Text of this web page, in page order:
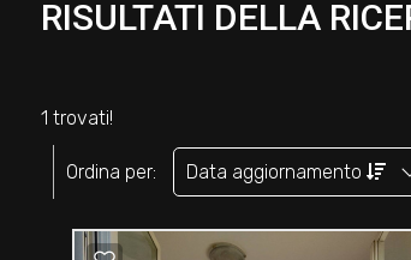
RISULTATI DELLA
1 trovati!
Ordina per: Data aggiornamento